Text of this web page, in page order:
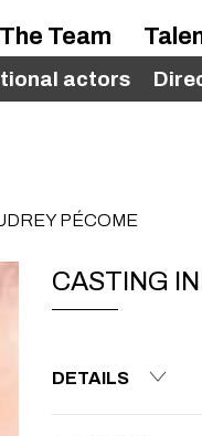
The Team
actors
PÉCOME
CASTING
DETAILS